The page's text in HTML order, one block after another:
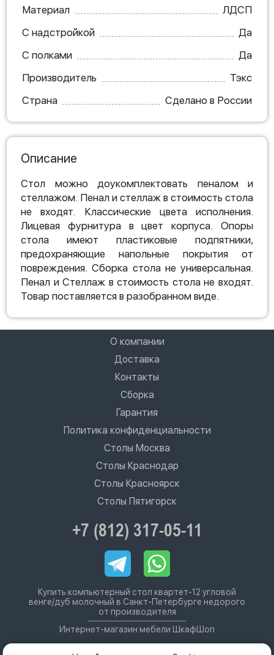
Материал
ЛДСП
С надстройкой
Да
С полками
Да
Производитель
Тэкс
Страна
Сделано в России
Описание
Стол можно доукомплектовать пеналом и
стеллажом. Пенал и стеллаж в стоимость стола
не входят. Классические цвета исполнения.
Лицевая фурнитура в цвет корпуса. Опоры
стола имеют пластиковые подпятники,
предохраняющие напольные покрытия от
повреждения. Сборка стола не универсальная.
Пенал и Стеллаж в стоимость стола не входят.
Товар поставляется в разобранном виде.
О компании
Доставка
Контакты
Сборка
Гарантия
Политика конфиденциальности
Столы Москва
Столы Краснодар
Столы Красноярск
Столы Пятигорск
+7 (812) 317-05-11
Купить компьютерный стол квартет-12 угловой
венге/дуб молочный в Санкт-Петербурге недорого
от производителя
Интернет-магазин мебели ШкафШоп